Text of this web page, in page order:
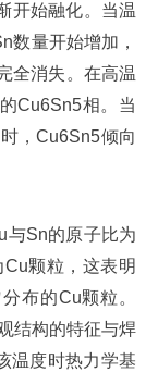
开始融化。当温
数量开始增加，
全消失。在高温
Cu6Sn5相。当
，Cu6Sn5倾向
与Sn的原子比为
颗粒，这表明
布的Cu颗粒。
结构的特征与焊
温度时热力学基